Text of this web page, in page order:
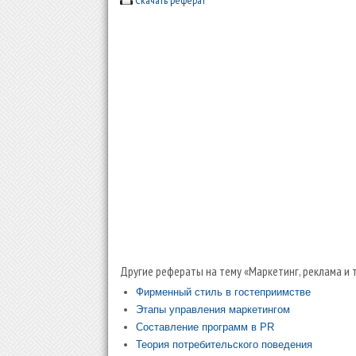
Другие рефераты на тему «Маркетинг, реклама и
Фирменный стиль в гостеприимстве
Этапы управления маркетингом
Составление программ в PR
Теория потребительского поведения